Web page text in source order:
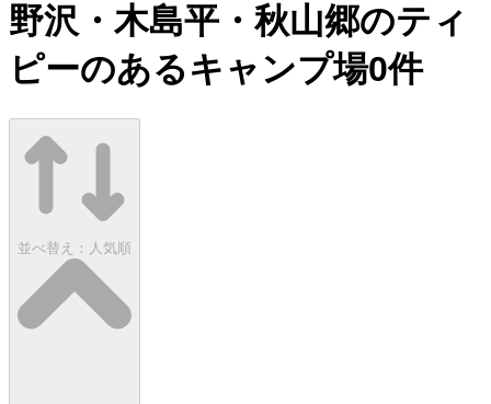
野沢・木島平・秋山郷のティ
ピーのあるキャンプ場0件
並べ替え： 人気順